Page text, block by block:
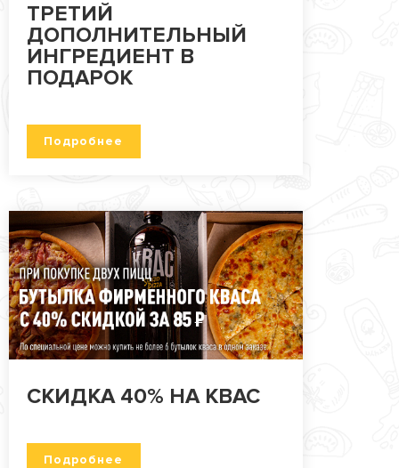
ТРЕТИЙ
ДОПОЛНИТЕЛЬНЫЙ
ИНГРЕДИЕНТ В
ПОДАРОК
Подробнее
СКИДКА 40% НА КВАС
Подробнее